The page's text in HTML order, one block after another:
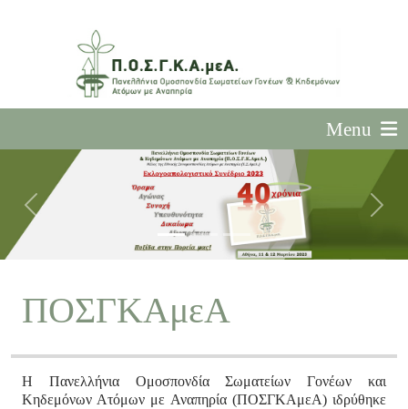
Menu
Previous Next
ΠΟΣΓΚΑμεΑ
Η Πανελλήνια Ομοσπονδία Σωματείων Γονέων και
Κηδεμόνων Ατόμων με Αναπηρία (ΠΟΣΓΚΑμεΑ) ιδρύθηκε